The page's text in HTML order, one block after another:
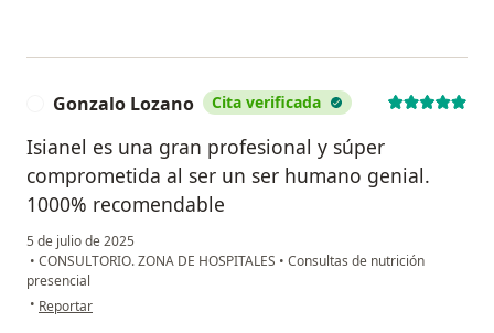
• Curso “Los niños y la investigación clínica” The Global
• Curso “Buenas prácticas clínicas de laboratorio” The
Global Health Network.
• Curso “GCP for Clinical Trials with Investigational
Drugs and Biologics (ICH Focus). 1 - Basic Course.” CITI
PROGRAM. Expira. Jun/2024.
• Curso “Biomedical Research” CITI PROGRAM. Expira.
Nov/2024.
2020
Gonzalo Lozano Cita verificada
Isianel es una gran profesional y súper
comprometida al ser un ser humano genial.
1000% recomendable
5 de julio de 2025
• CONSULTORIO. ZONA DE HOSPITALES • Consultas de nutrición
presencial
• en opinión del usuario Gonzalo Lozano
Reportar